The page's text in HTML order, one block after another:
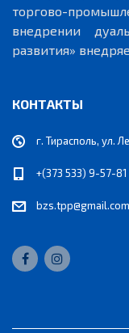
торгово-
внедрении
развития»
КОНТАКТЫ
г. Тирасполь, ул.
+(373 533) 9-57-81
bzs.tpp@gmail.com